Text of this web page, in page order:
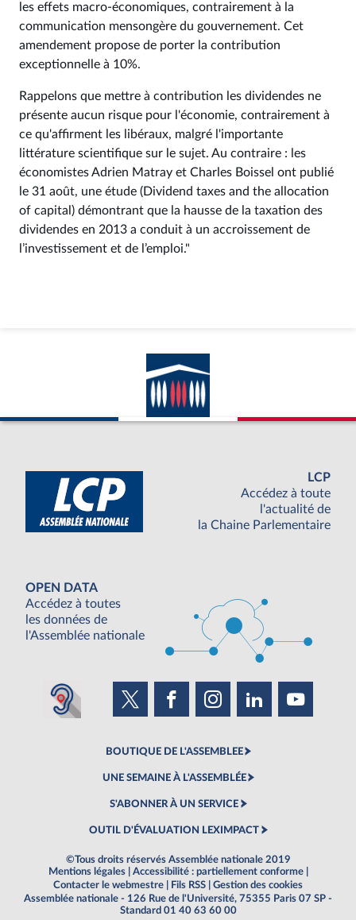
les effets macro-économiques, contrairement à la
communication mensongère du gouvernement. Cet
amendement propose de porter la contribution
exceptionnelle à 10%.
Rappelons que mettre à contribution les dividendes ne
présente aucun risque pour l'économie, contrairement à
ce qu'affirment les libéraux, malgré l'importante
littérature scientifique sur le sujet. Au contraire : les
économistes Adrien Matray et Charles Boissel ont publié
le 31 août, une étude (Dividend taxes and the allocation
of capital) démontrant que la hausse de la taxation des
dividendes en 2013 a conduit à un accroissement de
l’investissement et de l’emploi."
LCP
Accédez à toute
l'actualité de
la Chaine Parlementaire
OPEN DATA
Accédez à toutes
les données de
l'Assemblée nationale
BOUTIQUE DE L'ASSEMBLEE
UNE SEMAINE À L'ASSEMBLÉE
S'ABONNER À UN SERVICE
OUTIL D'ÉVALUATION LEXIMPACT
©Tous droits réservés Assemblée nationale 2019
Mentions légales
Accessibilité : partiellement conforme
Contacter le webmestre
Fils RSS
Gestion des cookies
Assemblée nationale - 126 Rue de l'Université, 75355 Paris 07 SP -
Standard 01 40 63 60 00